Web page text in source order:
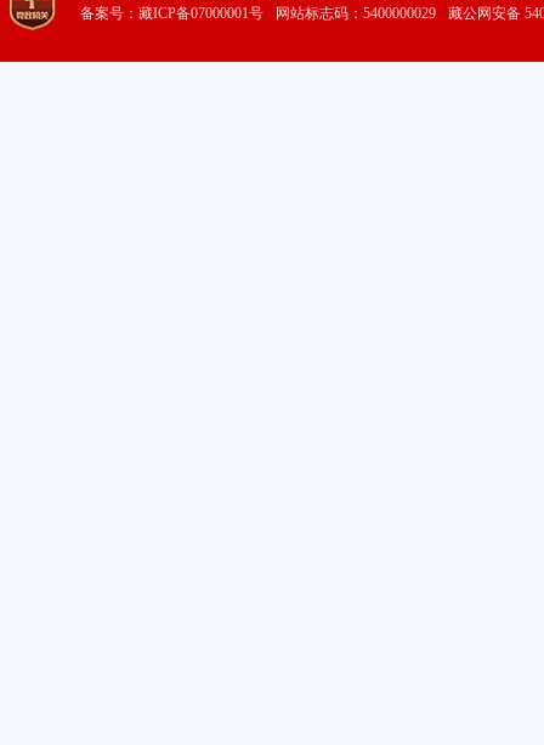
备案号：藏ICP备07000001号
网站标志码：5400000029 藏公网安备